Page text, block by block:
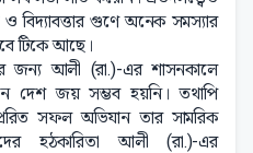
ও বিদ্যাবত্তার গুণে অনেক সমস্যার
টিকে আছে।
জন্য আলী (রা.)-এর শাসনকালে
দেশ জয় সম্ভব হয়নি। তথাপি
সফল অভিযান তার সামরিক
হঠকারিতা আলী (রা.)-এর